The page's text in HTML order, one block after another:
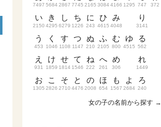
7497
い
2150
う
453
え
931
お
1305
5684
き
4295
く
1046
け
1859
こ
2826
2867
し
6279
す
1108
せ
1814
そ
2710
7745
ち
1226
つ
1147
て
1546
と
4476
2165
に
243
ぬ
210
ね
222
の
2008
3084
ひ
4615
ふ
2105
へ
261
ほ
654
4166
み
4048
む
800
め
306
も
1567
1295
ゆ
4515
よ
2684
747
り
3141
る
562
れ
1449
ろ
240
372
女の子の名前から探す →